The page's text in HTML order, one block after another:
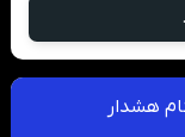
هشدار